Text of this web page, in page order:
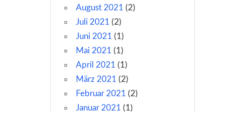
August 2021 (2)
Juli 2021 (2)
Juni 2021 (1)
Mai 2021 (1)
April 2021 (1)
März 2021 (2)
Februar 2021 (2)
Januar 2021 (1)